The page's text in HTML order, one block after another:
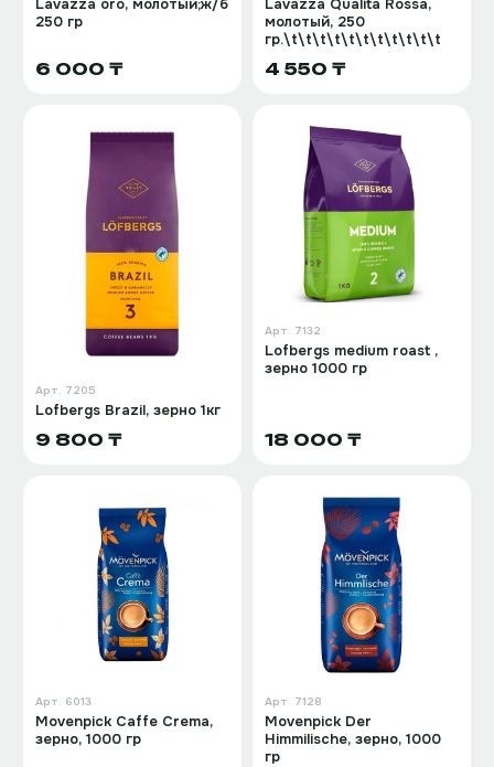
Lavazza oro, молотый;ж/б
250 гр
6 000 ₸
Lavazza Qualita Rossa,
молотый, 250
гр.\t\t\t\t\t\t\t\t\t\t\t
4 550 ₸
Арт. 7205
Lofbergs Brazil, зерно 1кг
9 800 ₸
Арт. 7132
Lofbergs medium roast ,
зерно 1000 гр
18 000 ₸
Арт. 6013
Movenpick Caffe Crema,
зерно, 1000 гр
Арт. 7128
Movenpick Der
Himmilische, зерно, 1000
гр